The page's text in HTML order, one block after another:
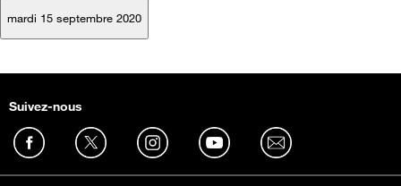
mardi 15 septembre 2020
Suivez-nous